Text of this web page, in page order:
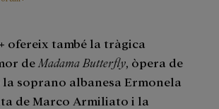
ofereix també la tràgica
de Madama Butterfly , òpera de
la soprano albanesa Ermonela
de Marco Armiliato i la